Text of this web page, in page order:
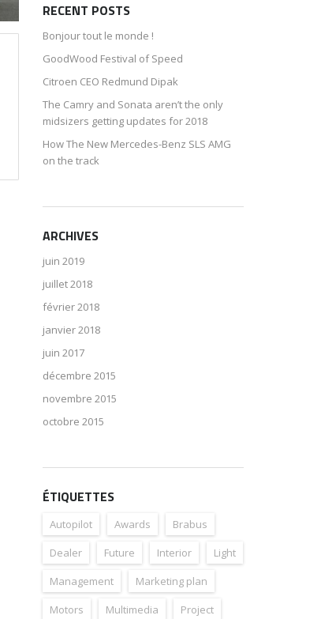
RECENT POSTS
Bonjour tout le monde !
GoodWood Festival of Speed
Citroen CEO Redmund Dipak
The Camry and Sonata aren’t the only
midsizers getting updates for 2018
How The New Mercedes-Benz SLS AMG
on the track
ARCHIVES
juin 2019
juillet 2018
février 2018
janvier 2018
juin 2017
décembre 2015
novembre 2015
octobre 2015
ÉTIQUETTES
Autopilot Awards
Brabus
Dealer
Future Interior
Light
Management
Marketing plan
Motors
Multimedia
Project